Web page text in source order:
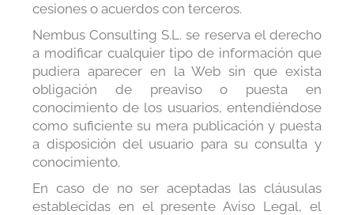
cesiones o acuerdos con terceros.
Nembus Consulting S.L. se reserva el derecho
a modificar cualquier tipo de información que
pudiera aparecer en la Web sin que exista
obligación de preaviso o puesta en
conocimiento de los usuarios, entendiéndose
como suficiente su mera publicación y puesta
a disposición del usuario para su consulta y
conocimiento.
En caso de no ser aceptadas las cláusulas
establecidas en el presente Aviso Legal, el